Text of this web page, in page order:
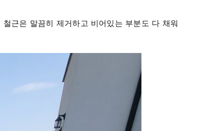
근은 말끔히 제거하고 비어있는 부분도 다 채워